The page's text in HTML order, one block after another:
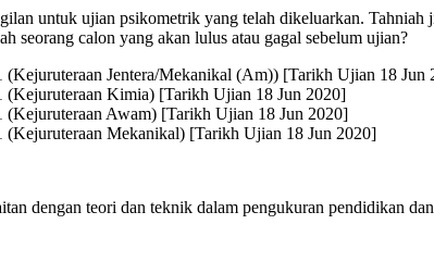
untuk ujian psikometrik yang telah dikeluarkan.
seorang calon yang akan lulus atau gagal sebelum ujian?
(Kejuruteraan Jentera/Mekanikal (Am)) [Tarikh Ujian 18 Jun
(Kejuruteraan Kimia) [Tarikh Ujian 18 Jun 2020]
(Kejuruteraan Awam) [Tarikh Ujian 18 Jun 2020]
(Kejuruteraan Mekanikal) [Tarikh Ujian 18 Jun 2020]
dengan teori dan teknik dalam pengukuran pendidikan dan